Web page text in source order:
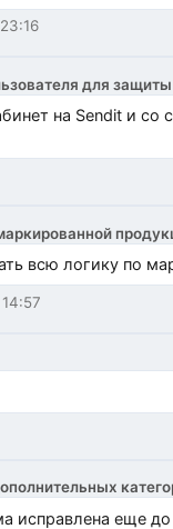
для
на Sendit и
всю логику по
1.2.3 @Павлик Мышкин